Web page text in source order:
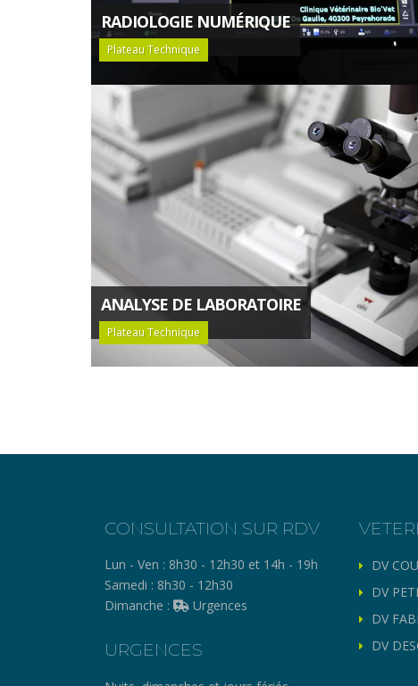
RADIOLOGIE NUMÉRIQUE
Plateau Technique
ANALYSE DE LABORATOIRE
Plateau Technique
CONSULTATION SUR RDV
Lun - Ven : 8h30 - 12h30 et 14h - 19h
Samedi : 8h30 - 12h30
Dimanche :
Urgences
URGENCES
DV
DV
DV
DV